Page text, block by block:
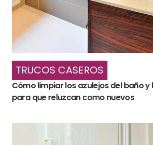
TRUCOS CASEROS
Cómo limpiar los azulejos del baño y
para que reluzcan como nuevos